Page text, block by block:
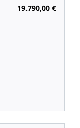
19.790,00 €